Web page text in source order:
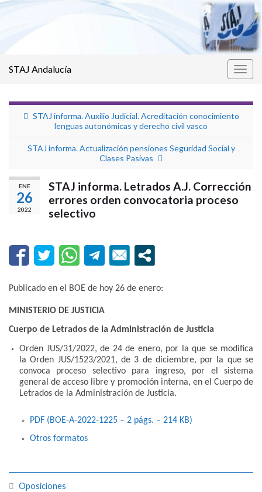
STAJ Andalucía
STAJ informa. Auxilio Judicial. Acreditación conocimiento
lenguas autonómicas y derecho civil vasco
STAJ informa. Actualización pensiones Seguridad Social y
Clases Pasivas
ENE
26
2022
STAJ informa. Letrados A.J. Corrección
errores orden convocatoria proceso
selectivo
Publicado en el BOE de hoy 26 de enero:
MINISTERIO DE JUSTICIA
Cuerpo de Letrados de la Administración de Justicia
Orden JUS/31/2022, de 24 de enero, por la que se modifica
la Orden JUS/1523/2021, de 3 de diciembre, por la que se
convoca proceso selectivo para ingreso, por el sistema
general de acceso libre y promoción interna, en el Cuerpo de
Letrados de la Administración de Justicia.
PDF (BOE-A-2022-1225 – 2 págs. – 214 KB)
Otros formatos
Oposiciones